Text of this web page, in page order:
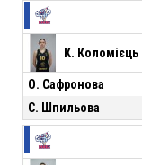
К. Коломієць
О. Сафронова
С. Шпильова